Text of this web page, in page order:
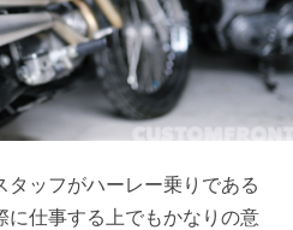
ッフがハーレー乗りである
に仕事する上でもかなりの意